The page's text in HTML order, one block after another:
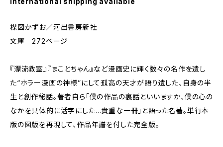
楳図かずお／河出書房新社
文庫 272ページ
『漂流教室』『まことちゃん』など漫画史に輝く数々の名作を遺し
た“ホラー漫画の神様”にして孤高の天才が語り遺した、自身の半
生と創作秘話。著者自ら「僕の作品の裏話といいますか、僕の心の
なかを具体的に活字にした…貴重な一冊」と語った名著。単行本
版の図版を再現して、作品年譜を付した完全版。